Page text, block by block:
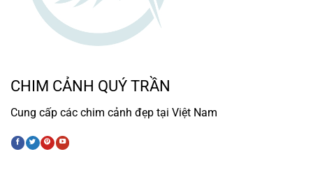
CHIM CẢNH QUÝ TRẦN
Cung cấp các chim cảnh đẹp tại Việt Nam